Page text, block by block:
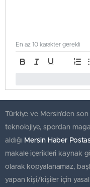
En az 10 karakter gerekli
Türkiye ve Mersin’den
teknolojiye, spordan
aldığı Mersin Haber
makale içerikleri kaynak
olarak kopyalanamaz,
yapan kişi/kişiler için yasal